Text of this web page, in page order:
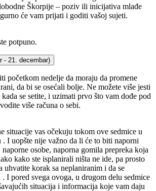
Škorpije – poziv ili inicijativa mlađe
će vam prijati i goditi vašoj sujeti.
potpuno.
- 21. decembar)
početkom nedelje da moraju da promene
da bi se osećali bolje. Ne možete više jesti
se setite, i uzimati prvo što vam dođe pod
više računa o sebi.
situacije vas očekuju tokom ove sedmice u
. I uopšte nije važno da li će to biti naporni
osobe, naporna gomila prepreka koja
kako ste isplanirali ništa ne ide, pa prosto
uhvatite korak sa neplaniranim i da se
I pored svega ovoga, u drugom delu sedmice
situacija i informacija koje vam daju